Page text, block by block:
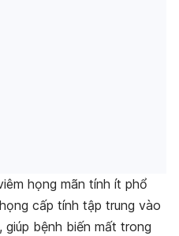
họng mãn tính ít phổ
cấp tính tập trung vào
bệnh biến mất trong